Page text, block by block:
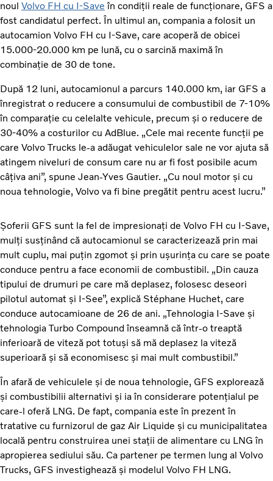
noul Volvo FH cu I-Save în condiții reale de funcționare, GFS a
fost candidatul perfect. În ultimul an, compania a folosit un
autocamion Volvo FH cu I-Save, care acoperă de obicei
15.000-20.000 km pe lună, cu o sarcină maximă în
combinație de 30 de tone.
După 12 luni, autocamionul a parcurs 140.000 km, iar GFS a
înregistrat o reducere a consumului de combustibil de 7-10%
în comparație cu celelalte vehicule, precum și o reducere de
30-40% a costurilor cu AdBlue. „Cele mai recente funcții pe
care Volvo Trucks le-a adăugat vehiculelor sale ne vor ajuta să
atingem niveluri de consum care nu ar fi fost posibile acum
câțiva ani”, spune Jean-Yves Gautier. „Cu noul motor și cu
noua tehnologie, Volvo va fi bine pregătit pentru acest lucru.”
Șoferii GFS sunt la fel de impresionați de Volvo FH cu I-Save,
mulți susținând că autocamionul se caracterizează prin mai
mult cuplu, mai puțin zgomot și prin ușurința cu care se poate
conduce pentru a face economii de combustibil. „Din cauza
tipului de drumuri pe care mă deplasez, folosesc deseori
pilotul automat și I-See”, explică Stéphane Huchet, care
conduce autocamioane de 26 de ani. „Tehnologia I-Save și
tehnologia Turbo Compound înseamnă că într-o treaptă
inferioară de viteză pot totuși să mă deplasez la viteză
superioară și să economisesc și mai mult combustibil.”
În afară de vehiculele și de noua tehnologie, GFS explorează
și combustibilii alternativi și ia în considerare potențialul pe
care-l oferă LNG. De fapt, compania este în prezent în
tratative cu furnizorul de gaz Air Liquide și cu municipalitatea
locală pentru construirea unei stații de alimentare cu LNG în
apropierea sediului său. Ca partener pe termen lung al Volvo
Trucks, GFS investighează și modelul Volvo FH LNG.